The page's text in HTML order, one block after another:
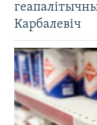
Карбалевіч